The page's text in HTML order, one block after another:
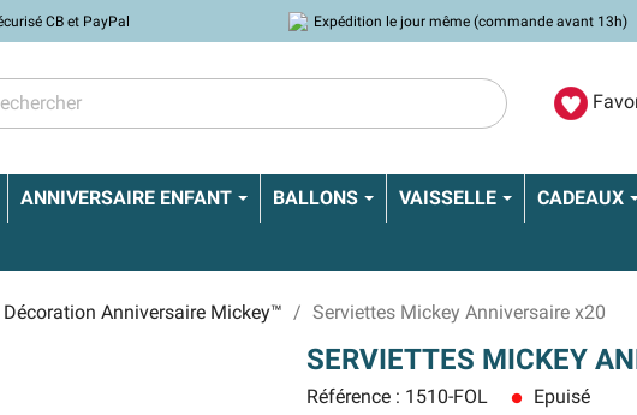
CB et PayPal Expédition le jour même (commande avant 13h)
ANNIVERSAIRE ENFANT BALLONS VAISSELLE CADEAUX
Décoration Anniversaire Mickey™ Serviettes Mickey Anniversaire x20
SERVIETTES MICKEY
Référence : 1510-FOL lens Epuisé